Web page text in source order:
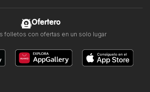
Ofertero
folletos con ofertas en un solo lugar